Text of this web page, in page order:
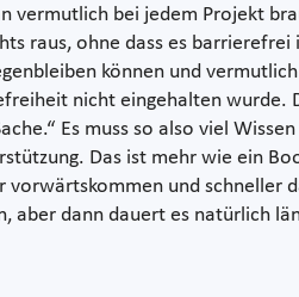
vermutlich bei jedem Projekt
raus, ohne dass es
können und
nicht eingehalten wurde.
Es muss so also viel
Das ist mehr wie ein
und schneller
aber dann dauert es natürlich